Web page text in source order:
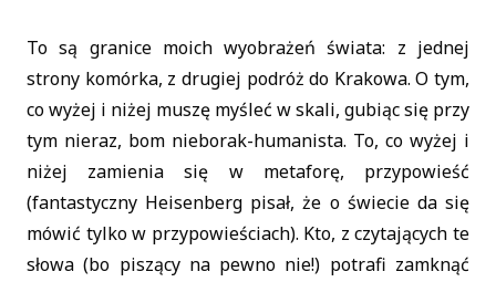
To są granice moich wyobrażeń świata: z jednej
strony komórka, z drugiej podróż do Krakowa. O tym,
co wyżej i niżej muszę myśleć w skali, gubiąc się przy
tym nieraz, bom nieborak-humanista. To, co wyżej i
niżej zamienia się w metaforę, przypowieść
(fantastyczny Heisenberg pisał, że o świecie da się
mówić tylko w przypowieściach). Kto, z czytających te
słowa (bo piszący na pewno nie!) potrafi zamknąć